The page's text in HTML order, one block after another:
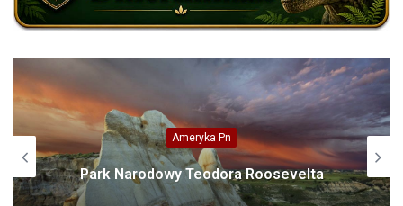
Azja
Kret europejski (Talpa europaea)